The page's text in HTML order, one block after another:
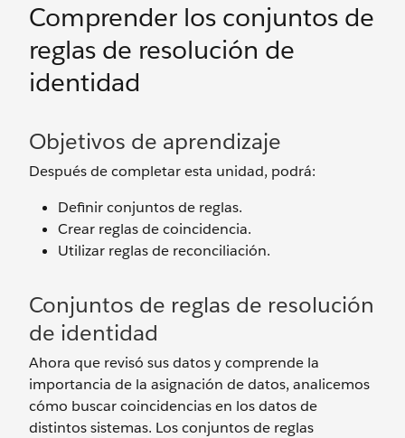
Comprender los conjuntos de
reglas de resolución de
identidad
Objetivos de aprendizaje
Después de completar esta unidad, podrá:
Definir conjuntos de reglas.
Crear reglas de coincidencia.
Utilizar reglas de reconciliación.
Conjuntos de reglas de resolución
de identidad
Ahora que revisó sus datos y comprende la
importancia de la asignación de datos, analicemos
cómo buscar coincidencias en los datos de
distintos sistemas. Los conjuntos de reglas